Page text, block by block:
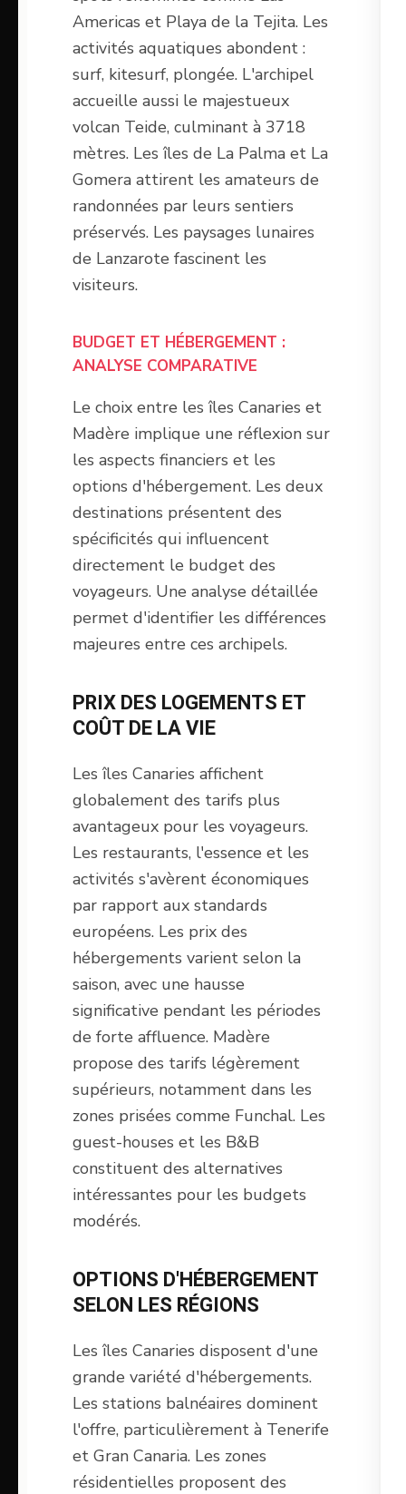
Americas et Playa de la Tejita. Les
activités aquatiques abondent :
surf, kitesurf, plongée. L'archipel
accueille aussi le majestueux
volcan Teide, culminant à 3718
mètres. Les îles de La Palma et La
Gomera attirent les amateurs de
randonnées par leurs sentiers
préservés. Les paysages lunaires
de Lanzarote fascinent les
visiteurs.
BUDGET ET HÉBERGEMENT :
ANALYSE COMPARATIVE
Le choix entre les îles Canaries et
Madère implique une réflexion sur
les aspects financiers et les
options d'hébergement. Les deux
destinations présentent des
spécificités qui influencent
directement le budget des
voyageurs. Une analyse détaillée
permet d'identifier les différences
majeures entre ces archipels.
PRIX DES LOGEMENTS ET
COÛT DE LA VIE
Les îles Canaries affichent
globalement des tarifs plus
avantageux pour les voyageurs.
Les restaurants, l'essence et les
activités s'avèrent économiques
par rapport aux standards
européens. Les prix des
hébergements varient selon la
saison, avec une hausse
significative pendant les périodes
de forte affluence. Madère
propose des tarifs légèrement
supérieurs, notamment dans les
zones prisées comme Funchal. Les
guest-houses et les B&B
constituent des alternatives
intéressantes pour les budgets
modérés.
OPTIONS D'HÉBERGEMENT
SELON LES RÉGIONS
Les îles Canaries disposent d'une
grande variété d'hébergements.
Les stations balnéaires dominent
l'offre, particulièrement à Tenerife
et Gran Canaria. Les zones
résidentielles proposent des